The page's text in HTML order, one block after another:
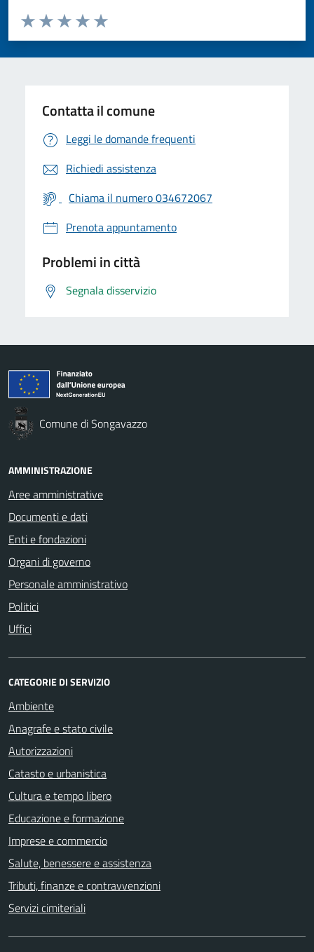
Valuta da 1 a 5 stelle la pagina
Valuta 5 stelle su 5
Valuta 4 stelle su 5
Valuta 3 stelle su 5
Valuta 2 stelle su 5
Valuta 1 stelle su 5
Contatta il comune
Leggi le domande frequenti
Richiedi assistenza
Chiama il numero 034672067
Prenota appuntamento
Problemi in città
Segnala disservizio
Comune di Songavazzo
AMMINISTRAZIONE
Aree amministrative
Documenti e dati
Enti e fondazioni
Organi di governo
Personale amministrativo
Politici
Uffici
CATEGORIE DI SERVIZIO
Ambiente
Anagrafe e stato civile
Autorizzazioni
Catasto e urbanistica
Cultura e tempo libero
Educazione e formazione
Imprese e commercio
Salute, benessere e assistenza
Tributi, finanze e contravvenzioni
Servizi cimiteriali